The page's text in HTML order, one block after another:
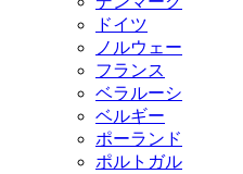
ドイツ
ノルウェー
フランス
ベラルーシ
ベルギー
ポーランド
ポルトガル